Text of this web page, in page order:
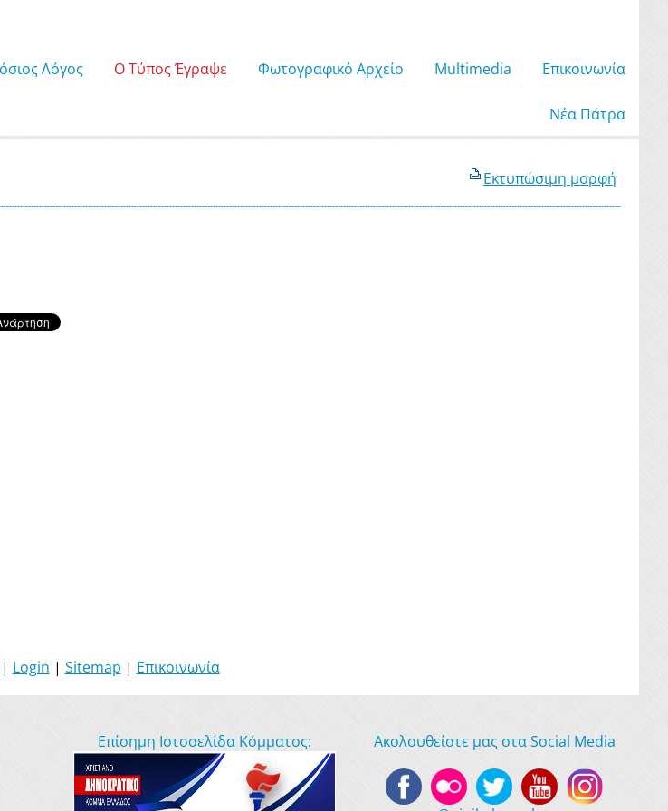
Λόγος Ο Τύπος Έγραψε Φωτογραφικό Αρχείο Μultimedia Επικοινωνία
Νέα Πάτρα
Εκτυπώσιμη μορφή
Login | Sitemap | Επικοινωνία
Επίσημη Ιστοσελίδα Κόμματος: Ακολουθείστε μας στα Social Media